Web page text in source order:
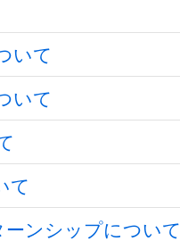
いて
いて
て
ーンシップについ